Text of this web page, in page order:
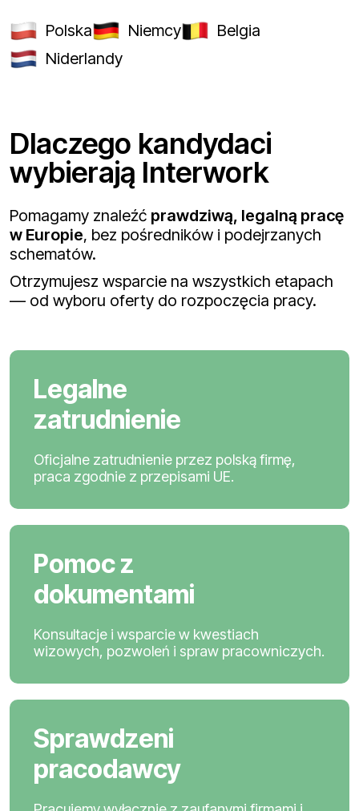
Polska Niemcy
Belgia
Niderlandy
Dlaczego kandydaci
wybierają Interwork
Pomagamy znaleźć prawdziwą, legalną pracę
w Europie, bez pośredników i podejrzanych
schematów.
Otrzymujesz wsparcie na wszystkich etapach
— od wyboru oferty do rozpoczęcia pracy.
Legalne
zatrudnienie
Oficjalne zatrudnienie przez polską firmę,
praca zgodnie z przepisami UE.
Pomoc z
dokumentami
Konsultacje i wsparcie w kwestiach
wizowych, pozwoleń i spraw pracowniczych.
Sprawdzeni
pracodawcy